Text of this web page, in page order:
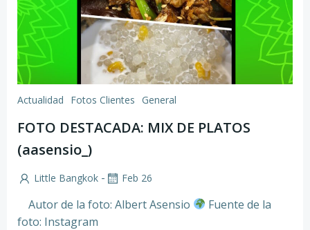
Actualidad Fotos Clientes General
FOTO DESTACADA: MIX DE PLATOS
(aasensio_)
Little Bangkok - Feb 26
Autor de la foto: Albert Asensio
Fuente de la
foto: Instagram